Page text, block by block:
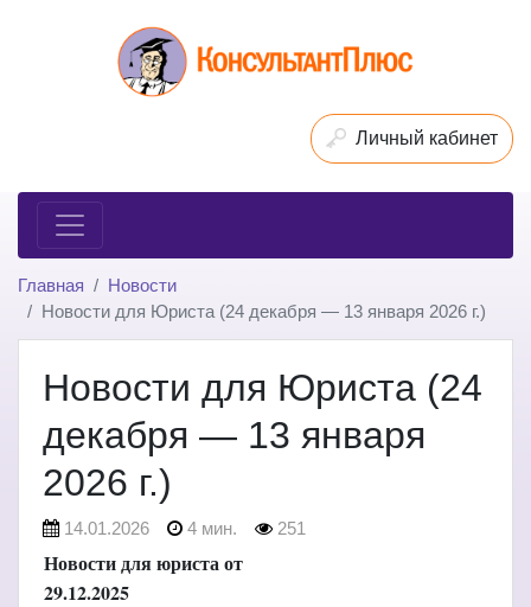
Личный кабинет
Главная
Новости
Новости для Юриста (24 декабря — 13 января 2026 г.)
Новости для Юриста (24
декабря — 13 января
2026 г.)
14.01.2026 4 мин. 251
Новости для юриста от
29.12.2025